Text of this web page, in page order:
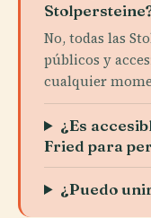
No, todas las
públicos y
cualquier
¿Es
Fried para
¿Puedo